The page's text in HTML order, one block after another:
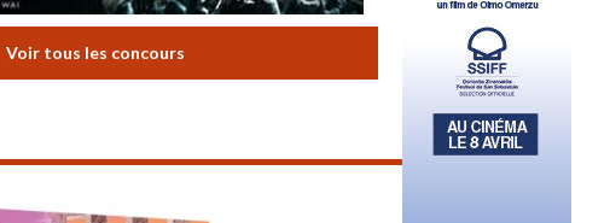
Voir tous les concours